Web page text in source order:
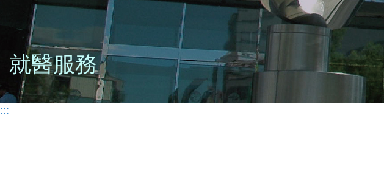
就醫服務
:::